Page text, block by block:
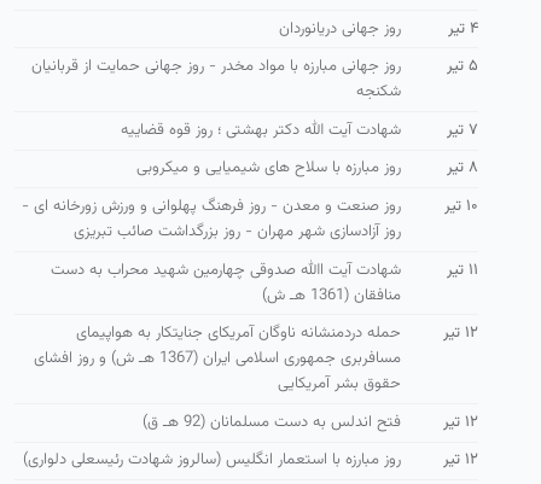
۴ تیر
روز جهانی دریانوردان
۵ تیر
روز جهانی مبارزه با مواد مخدر - روز جهانی حمایت از قربانیان
شکنجه
۷ تیر
شهادت آیت الله دکتر بهشتی ؛ روز قوه قضاییه
۸ تیر
روز مبارزه با سلاح های شیمیایی و میکروبی
۱۰ تیر
روز صنعت و معدن - روز فرهنگ پهلوانی و ورزش زورخانه ای -
روز آزادسازی شهر مهران - روز بزرگداشت صائب تبریزی
۱۱ تیر
شهادت آیت االله صدوقی چهارمین شهید محراب به دست
منافقان (1361 هـ ش)
۱۲ تیر
حمله دردمنشانه ناوگان آمریكای جنایتكار به هواپیمای
مسافربری جمهوری اسلامی ایران (1367 هـ ش) و روز افشای
حقوق بشر آمریكایی
۱۲ تیر
فتح اندلس به دست مسلمانان (92 هـ ق)
۱۲ تیر
روز مبارزه با استعمار انگلیس (سالروز شهادت رئیسعلی دلواری)